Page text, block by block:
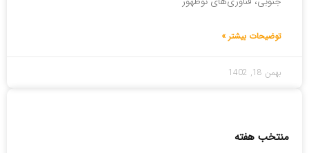
توضیحات بیشتر »
بهمن 18, 1402
منتخب هفته